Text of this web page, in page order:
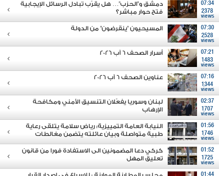
07:34
2378
views
دمشق و"الحزب"… هل يقرّب تبادل الرسائل الإيجابية
فتح حوار مباشر؟
07:30
2528
views
المسيحيون "ينقرضون" من الدولة
07:21
1483
views
أسرار الصحف 6 آب 2026
07:16
1344
views
عناوين الصحف 6 آب 2026
02:37
1707
views
لبنان وسوريا يفعّلان التنسيق الأمني ومكافحة
الإرهاب
01:56
1746
views
النيابة العامة التمييزية: رياض سلامة يتلقى رعاية
طبية متواصلة وبيان عائلته يتضمن مغالطات
01:52
1725
views
كركي دعا المضمونين الى الاستفادة فورا من قانون
تعليق المهل
01:44